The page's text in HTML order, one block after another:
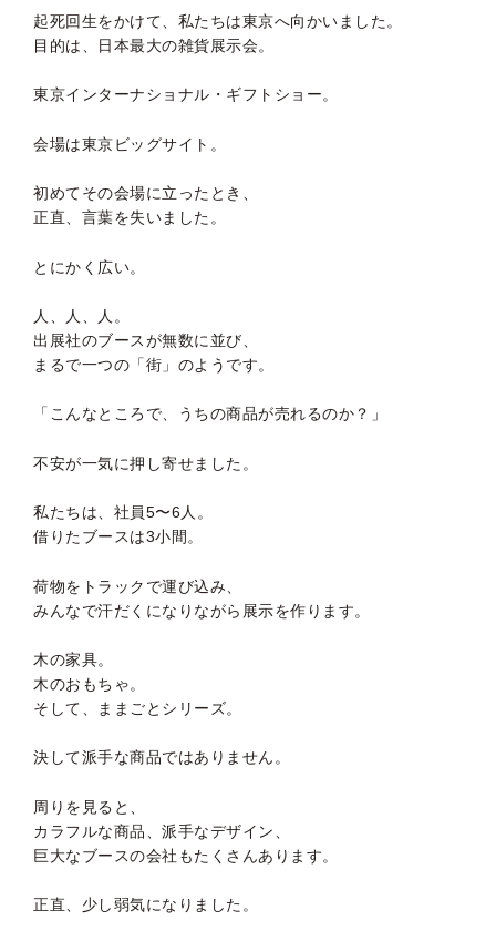
起死回生をかけて、私たちは東京へ向かいました。
目的は、日本最大の雑貨展示会。
東京インターナショナル・ギフトショー。
会場は東京ビッグサイト。
初めてその会場に立ったとき、
正直、言葉を失いました。
とにかく広い。
人、人、人。
出展社のブースが無数に並び、
まるで一つの「街」のようです。
「こんなところで、うちの商品が売れるのか？」
不安が一気に押し寄せました。
私たちは、社員5〜6人。
借りたブースは3小間。
荷物をトラックで運び込み、
みんなで汗だくになりながら展示を作ります。
木の家具。
木のおもちゃ。
そして、ままごとシリーズ。
決して派手な商品ではありません。
周りを見ると、
カラフルな商品、派手なデザイン、
巨大なブースの会社もたくさんあります。
正直、少し弱気になりました。